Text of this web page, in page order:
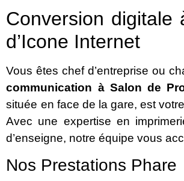
Conversion digitale
d’Icone Internet
Vous êtes chef d’entreprise ou
communication à Salon de
située en face de la gare, est
Avec une expertise en
d’enseigne, notre équipe vous
Nos Prestations Phare